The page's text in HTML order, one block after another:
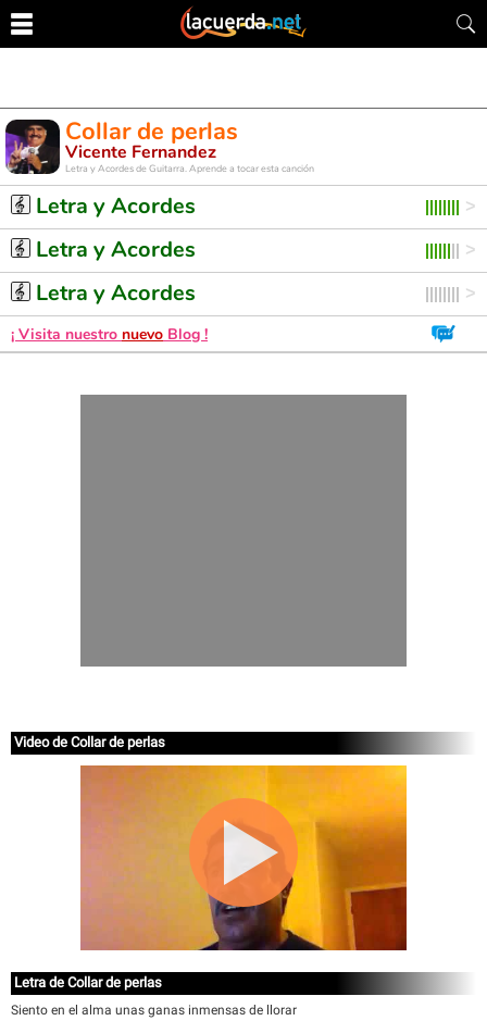
Collar de perlas
Vicente Fernandez
Letra y Acordes de Guitarra. Aprende a tocar esta canción
Letra y Acordes
Letra y Acordes
Letra y Acordes
¡ Visita nuestro nuevo Blog !
Video de Collar de perlas
Letra de Collar de perlas
Siento en el alma unas ganas inmensas de llorar